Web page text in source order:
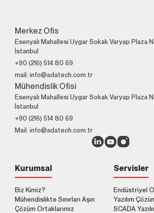
Aydınlatma Metni
Kabul ediyorum.
Merkez Ofis
Esenyalı Mahallesi Uygar Sokak Varyap Plaza
İstanbul
+90 (216) 514 80 69
mail: info@adatech.com.tr
Mühendislik Ofisi
Esenyalı Mahallesi Uygar Sokak Varyap Plaza
İstanbul
+90 (216) 514 80 69
Mail: info@adatech.com.tr
Kurumsal
Biz Kimiz?
Mühendislikte Sınırları Aşın
Çözüm Ortaklarımız
Servisler
Endüstriyel
Yazılım
SCADA